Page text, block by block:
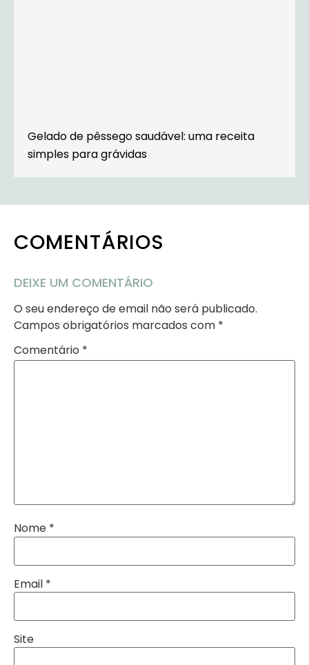
Gelado de pêssego saudável: uma receita
simples para grávidas
COMENTÁRIOS
DEIXE UM COMENTÁRIO
O seu endereço de email não será publicado.
Campos obrigatórios marcados com *
Comentário *
Nome *
Email *
Site